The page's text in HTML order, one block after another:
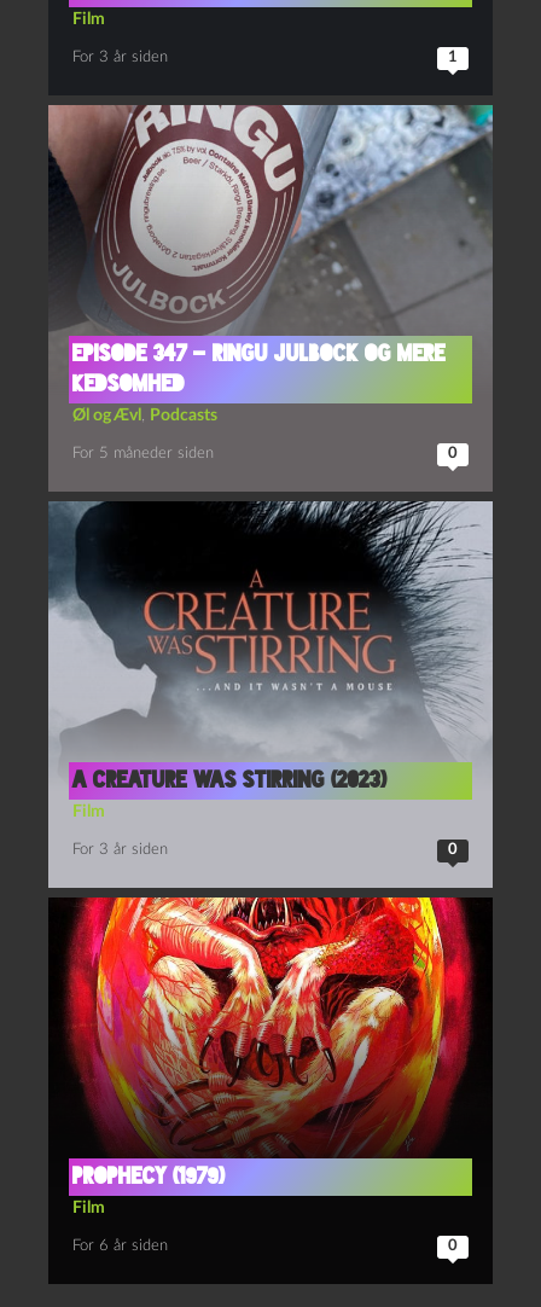
Film
For 3 år siden 1
Episode 347 – Ringu Julbock og Mere
Kedsomhed
Øl og Ævl , Podcasts
For 5 måneder siden 0
A creature was stirring (2023)
Film
For 3 år siden 0
Prophecy (1979)
Film
For 6 år siden 0